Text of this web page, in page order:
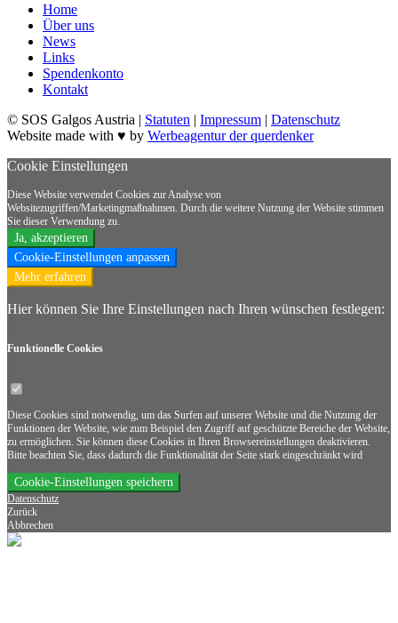
Home
Über uns
News
Links
Spendenkonto
Kontakt
© SOS Galgos Austria | Statuten | Impressum | Datenschutz
Website made with ♥ by Werbeagentur der querdenker
Cookie Einstellungen
Diese Website verwendet Cookies zur Analyse von
Websitezugriffen/Marketingmaßnahmen. Durch die weitere Nutzung der Website stimmen
Sie dieser Verwendung zu.
Ja, akzeptieren
Cookie-Einstellungen anpassen
Mehr erfahren
Hier können Sie Ihre Einstellungen nach Ihren wünschen festlegen:
Funktionelle Cookies
Diese Cookies sind notwendig, um das Surfen auf unserer Website und die Nutzung der
Funktionen der Website, wie zum Beispiel den Zugriff auf geschützte Bereiche der Website,
zu ermöglichen. Sie können diese Cookies in Ihren Browsereinstellungen deaktivieren.
Bitte beachten Sie, dass dadurch die Funktionalität der Seite stark eingeschränkt wird
Cookie-Einstellungen speichern
Datenschutz
Zurück
Abbrechen